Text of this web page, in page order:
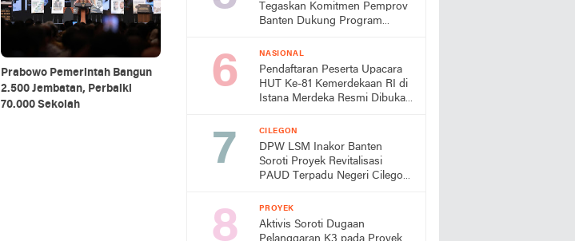
Prabowo Pemerintah Bangun
2.500 Jembatan, Perbaiki
70.000 Sekolah
Tegaskan Komitmen Pemprov
Banten Dukung Program
NASIONAL
Pendaftaran Peserta Upacara
HUT Ke-81 Kemerdekaan RI di
Istana Merdeka Resmi Dibuka
CILEGON
DPW LSM Inakor Banten
Soroti Proyek Revitalisasi
PAUD Terpadu Negeri Cilegon,
PROYEK
Aktivis Soroti Dugaan